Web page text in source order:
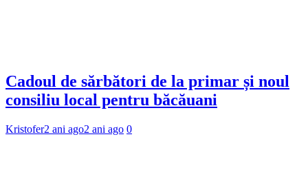
Cadoul de sărbători de la primar și noul
consiliu local pentru băcăuani
Kristofer2 ani ago2 ani ago 0